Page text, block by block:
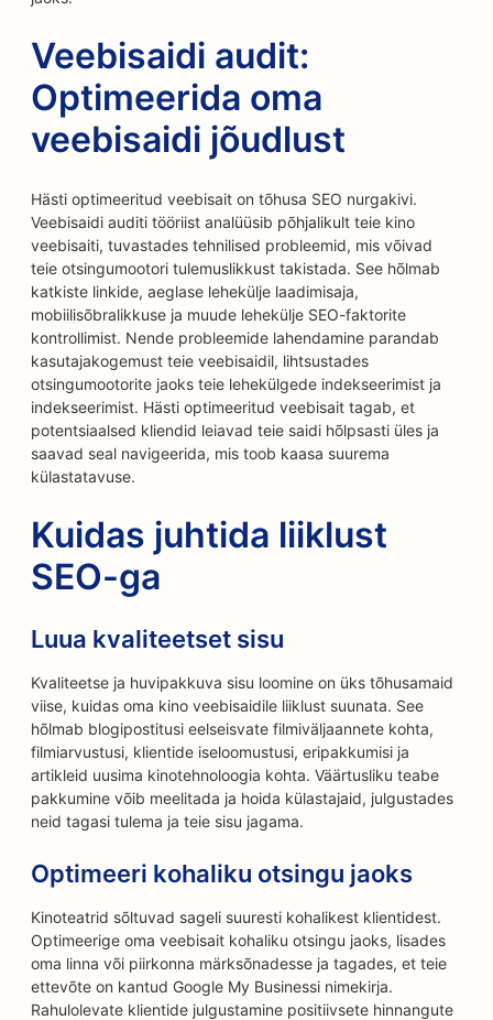
Veebisaidi audit:
Optimeerida oma
veebisaidi jõudlust
Hästi optimeeritud veebisait on tõhusa SEO nurgakivi.
Veebisaidi auditi tööriist analüüsib põhjalikult teie kino
veebisaiti, tuvastades tehnilised probleemid, mis võivad
teie otsingumootori tulemuslikkust takistada. See hõlmab
katkiste linkide, aeglase lehekülje laadimisaja,
mobiilisõbralikkuse ja muude lehekülje SEO-faktorite
kontrollimist. Nende probleemide lahendamine parandab
kasutajakogemust teie veebisaidil, lihtsustades
otsingumootorite jaoks teie lehekülgede indekseerimist ja
indekseerimist. Hästi optimeeritud veebisait tagab, et
potentsiaalsed kliendid leiavad teie saidi hõlpsasti üles ja
saavad seal navigeerida, mis toob kaasa suurema
külastatavuse.
Kuidas juhtida liiklust
SEO-ga
Luua kvaliteetset sisu
Kvaliteetse ja huvipakkuva sisu loomine on üks tõhusamaid
viise, kuidas oma kino veebisaidile liiklust suunata. See
hõlmab blogipostitusi eelseisvate filmiväljaannete kohta,
filmiarvustusi, klientide iseloomustusi, eripakkumisi ja
artikleid uusima kinotehnoloogia kohta. Väärtusliku teabe
pakkumine võib meelitada ja hoida külastajaid, julgustades
neid tagasi tulema ja teie sisu jagama.
Optimeeri kohaliku otsingu jaoks
Kinoteatrid sõltuvad sageli suuresti kohalikest klientidest.
Optimeerige oma veebisait kohaliku otsingu jaoks, lisades
oma linna või piirkonna märksõnadesse ja tagades, et teie
ettevõte on kantud Google My Businessi nimekirja.
Rahulolevate klientide julgustamine positiivsete hinnangute